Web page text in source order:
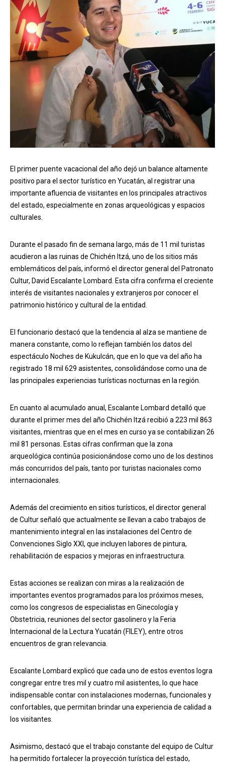
El primer puente vacacional del año dejó un balance altamente
positivo para el sector turístico en Yucatán, al registrar una
importante afluencia de visitantes en los principales atractivos
del estado, especialmente en zonas arqueológicas y espacios
culturales.
Durante el pasado fin de semana largo, más de 11 mil turistas
acudieron a las ruinas de Chichén Itzá, uno de los sitios más
emblemáticos del país, informó el director general del Patronato
Cultur, David Escalante Lombard. Esta cifra confirma el creciente
interés de visitantes nacionales y extranjeros por conocer el
patrimonio histórico y cultural de la entidad.
El funcionario destacó que la tendencia al alza se mantiene de
manera constante, como lo reflejan también los datos del
espectáculo Noches de Kukulcán, que en lo que va del año ha
registrado 18 mil 629 asistentes, consolidándose como una de
las principales experiencias turísticas nocturnas en la región.
En cuanto al acumulado anual, Escalante Lombard detalló que
durante el primer mes del año Chichén Itzá recibió a 223 mil 863
visitantes, mientras que en el mes en curso ya se contabilizan 26
mil 81 personas. Estas cifras confirman que la zona
arqueológica continúa posicionándose como uno de los destinos
más concurridos del país, tanto por turistas nacionales como
internacionales.
Además del crecimiento en sitios turísticos, el director general
de Cultur señaló que actualmente se llevan a cabo trabajos de
mantenimiento integral en las instalaciones del Centro de
Convenciones Siglo XXI, que incluyen labores de pintura,
rehabilitación de espacios y mejoras en infraestructura.
Estas acciones se realizan con miras a la realización de
importantes eventos programados para los próximos meses,
como los congresos de especialistas en Ginecología y
Obstetricia, reuniones del sector gasolinero y la Feria
Internacional de la Lectura Yucatán (FILEY), entre otros
encuentros de gran relevancia.
Escalante Lombard explicó que cada uno de estos eventos logra
congregar entre tres mil y cuatro mil asistentes, lo que hace
indispensable contar con instalaciones modernas, funcionales y
confortables, que permitan brindar una experiencia de calidad a
los visitantes.
Asimismo, destacó que el trabajo constante del equipo de Cultur
ha permitido fortalecer la proyección turística del estado,